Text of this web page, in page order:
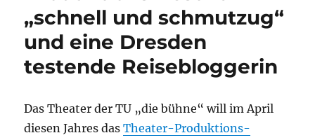
„schnell und schmutzug“
und eine Dresden
testende Reisebloggerin
Das Theater der TU „die bühne“ will im April
diesen Jahres dasTheater-Produktions-